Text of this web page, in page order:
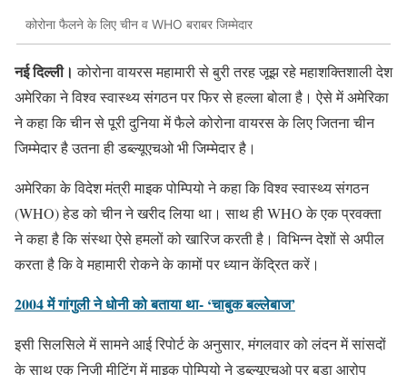
कोरोना फैलने के लिए चीन व WHO बराबर जिम्मेदार
नई दिल्ली। कोरोना वायरस महामारी से बुरी तरह जूझ रहे महाशक्तिशाली देश
अमेरिका ने विश्व स्वास्थ्य संगठन पर फिर से हल्ला बोला है। ऐसे में अमेरिका
ने कहा कि चीन से पूरी दुनिया में फैले कोरोना वायरस के लिए जितना चीन
जिम्मेदार है उतना ही डब्ल्यूएचओ भी जिम्मेदार है।
अमेरिका के विदेश मंत्री माइक पोम्पियो ने कहा कि विश्व स्वास्थ्य संगठन
(WHO) हेड को चीन ने खरीद लिया था। साथ ही WHO के एक प्रवक्ता
ने कहा है कि संस्था ऐसे हमलों को खारिज करती है। विभिन्न देशों से अपील
करता है कि वे महामारी रोकने के कामों पर ध्यान केंद्रित करें।
2004 में गांगुली ने धोनी को बताया था- ‘चाबुक बल्लेबाज’
इसी सिलसिले में सामने आई रिपोर्ट के अनुसार, मंगलवार को लंदन में सांसदों
के साथ एक निजी मीटिंग में माइक पोम्पियो ने डब्ल्यूएचओ पर बड़ा आरोप